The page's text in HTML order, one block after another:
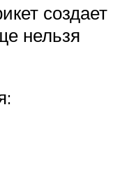
создает
нельзя